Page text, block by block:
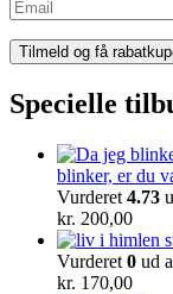
Specielle
blinker, er du
Vurderet 4.73
kr. 200,00
Vurderet 0 ud
kr. 170,00